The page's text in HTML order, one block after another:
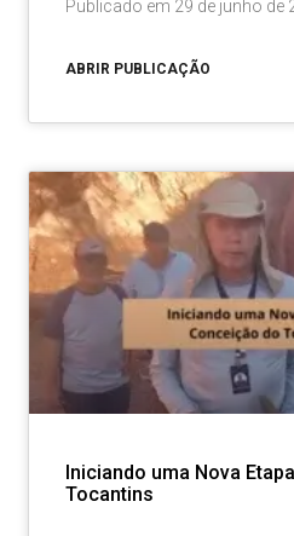
Publicado em 29 de junho de
ABRIR PUBLICAÇÃO
Iniciando uma Nova
Tocantins